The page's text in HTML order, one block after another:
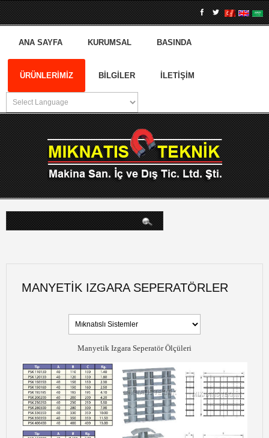
ANA SAYFA KURUMSAL BASINDA
ÜRÜNLERIMIZ BILGILER İLETIŞIM
arama...
MANYETIK IZGARA SEPERATÖRLER
Manyetik Izgara Seperatör Ölçüleri